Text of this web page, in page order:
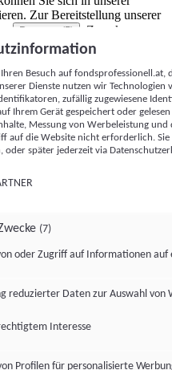
Zur Bereitstellung unserer
Partnern (5)
. Zwecke:
von Werbeleistung
Zielgruppenforschung.
Kennungen (z. B. login-
Kennungen,
zusammen mit anderen
Browserinformationen,
Technologien usw.) auf
dort ausgelesen werden, um es
eine App oder einer Webseite
der hier aufgeführten
Besuch auf
Dienste nutzen wir Technologien
zufällig zugewiesene
Ihrem Gerät gespeichert oder
Messung von Werbeleistung
auf die Website nicht erforderlich.
oder später jederzeit via
(7)
oder Zugriff auf Informationen auf
reduzierter Daten zur Auswahl von
Interesse
Profilen für personalisierte